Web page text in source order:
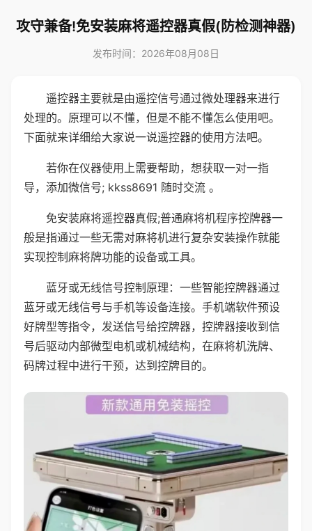
攻守兼备!免安装麻将遥控器真假(防检测神器)
发布时间：2026年08月08日
遥控器主要就是由遥控信号通过微处理器来进行
处理的。原理可以不懂，但是不能不懂怎么使用吧。
下面就来详细给大家说一说遥控器的使用方法吧。
若你在仪器使用上需要帮助，想获取一对一指
导，添加微信号; kkss8691 随时交流 。
免安装麻将遥控器真假;普通麻将机程序控牌器一
般是指通过一些无需对麻将机进行复杂安装操作就能
实现控制麻将牌功能的设备或工具。
蓝牙或无线信号控制原理：一些智能控牌器通过
蓝牙或无线信号与手机等设备连接。手机端软件预设
好牌型等指令，发送信号给控牌器，控牌器接收到信
号后驱动内部微型电机或机械结构，在麻将机洗牌、
码牌过程中进行干预，达到控牌目的。